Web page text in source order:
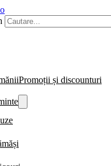
Promoții și discounturi